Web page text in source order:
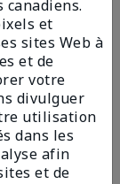
au sac
canadiens.
et
sites Web à
et de
votre
divulguer
utilisation
dans les
afin
et de